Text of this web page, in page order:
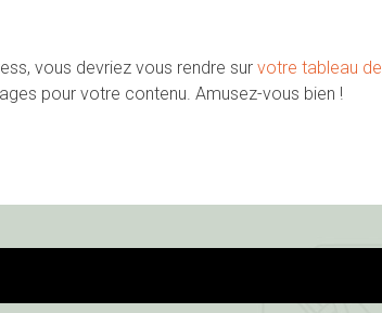
vous devriez vous rendre sur votre tableau de
pour votre contenu. Amusez-vous bien !